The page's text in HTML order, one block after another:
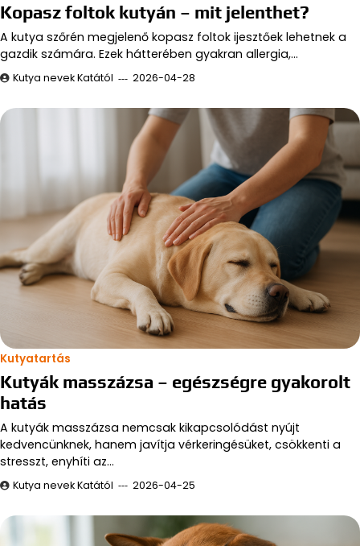
Kopasz foltok kutyán – mit jelenthet?
A kutya szőrén megjelenő kopasz foltok ijesztőek lehetnek a
gazdik számára. Ezek hátterében gyakran allergia,…
Kutya nevek Katától 2026-04-28
Kutyatartás
Kutyák masszázsa – egészségre gyakorolt
hatás
A kutyák masszázsa nemcsak kikapcsolódást nyújt
kedvencünknek, hanem javítja vérkeringésüket, csökkenti a
stresszt, enyhíti az…
Kutya nevek Katától 2026-04-25